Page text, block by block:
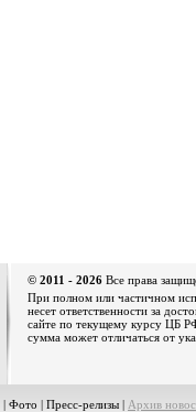
© 2011 - 2026 Все права
При полном или частичном
несет ответственности за
сайте по текущему курсу ЦБ
сумма может отличаться от
| Фото | Пресс-релизы | Архив